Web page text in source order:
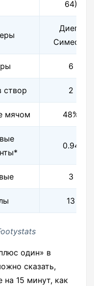
64)
Диего
Симеоне
6
створ 2
мячом 48%
0.94
3
13
один» в
сказать,
15 минут, как